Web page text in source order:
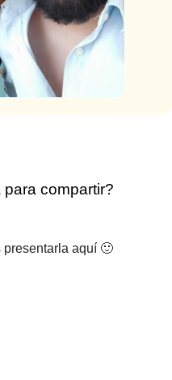
compartir?
aquí 🙂